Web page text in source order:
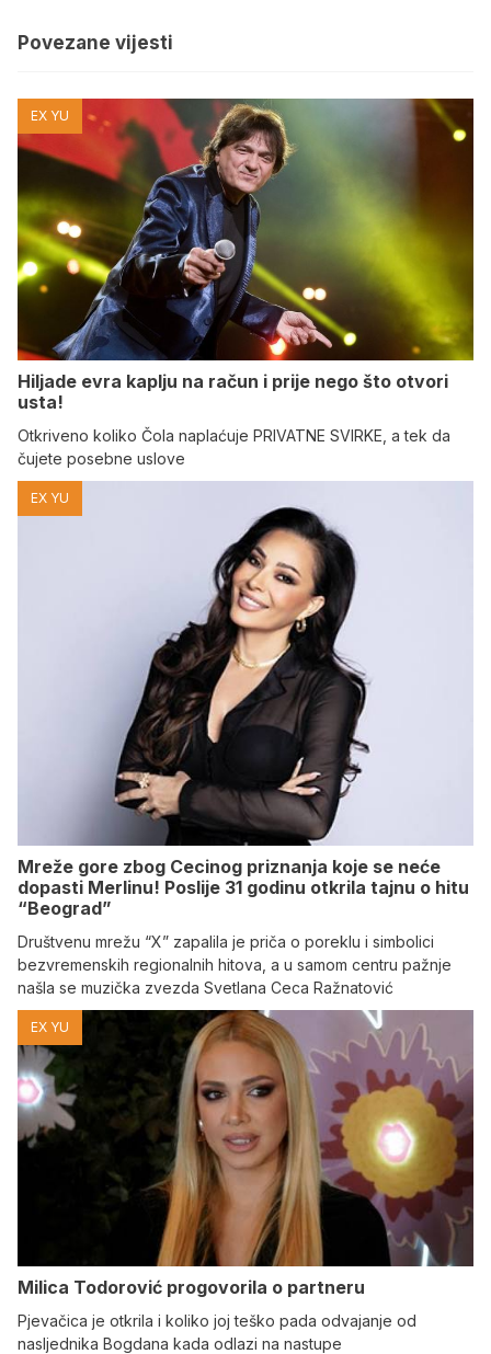
Povezane vijesti
EX YU
Hiljade evra kaplju na račun i prije nego što otvori
usta!
Otkriveno koliko Čola naplaćuje PRIVATNE SVIRKE, a tek da
čujete posebne uslove
EX YU
Mreže gore zbog Cecinog priznanja koje se neće
dopasti Merlinu! Poslije 31 godinu otkrila tajnu o hitu
“Beograd”
Društvenu mrežu “X” zapalila je priča o poreklu i simbolici
bezvremenskih regionalnih hitova, a u samom centru pažnje
našla se muzička zvezda Svetlana Ceca Ražnatović
EX YU
Milica Todorović progovorila o partneru
Pjevačica je otkrila i koliko joj teško pada odvajanje od
nasljednika Bogdana kada odlazi na nastupe